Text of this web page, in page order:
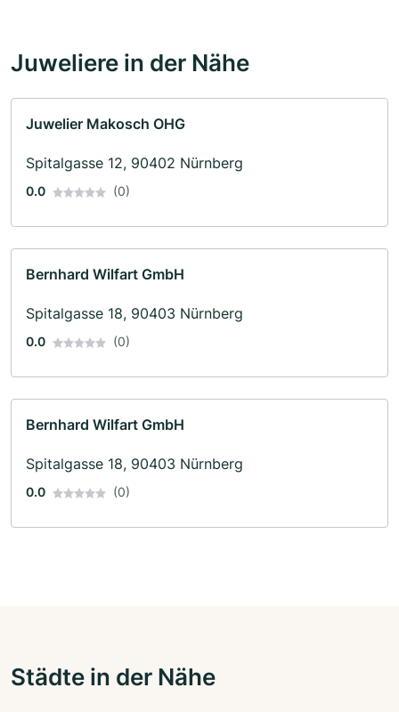
Juweliere in der Nähe
Juwelier Makosch OHG
Spitalgasse 12, 90402 Nürnberg
0.0 (0)
Bernhard Wilfart GmbH
Spitalgasse 18, 90403 Nürnberg
0.0 (0)
Bernhard Wilfart GmbH
Spitalgasse 18, 90403 Nürnberg
0.0 (0)
Städte in der Nähe